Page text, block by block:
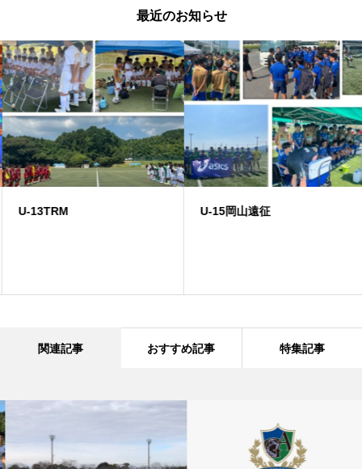
最近のお知らせ
U-13TRM U-15岡山遠征
関連記事 おすすめ記事 特集記事